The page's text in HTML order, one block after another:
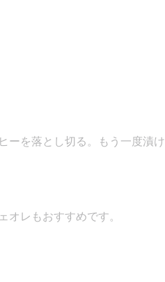
を落とし切る。もう一度漬け
レもおすすめです。